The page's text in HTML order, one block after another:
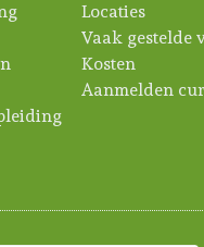
Locaties
Vaak gestelde
Kosten
Aanmelden